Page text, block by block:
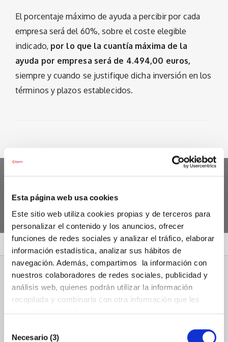
Esta página web usa cookies
Este sitio web utiliza cookies propias y de terceros para
personalizar el contenido y los anuncios, ofrecer
funciones de redes sociales y analizar el tráfico, elaborar
información estadística, analizar sus hábitos de
navegación. Además, compartimos la información con
nuestros colaboradores de redes sociales, publicidad y
análisis web, quienes podrán utilizar la información
recopilada y combinarla con otra información que les
Necesario (3)
El porcentaje máximo de ayuda a percibir por cada
empresa será del 60%, sobre el coste elegible
indicado, por lo que la cuantía máxima de la
ayuda por empresa será de 4.494,00 euros,
siempre y cuando se justifique dicha inversión en los
términos y plazos establecidos.
Accede a las jornadas de
innovación y sostenibilidad
JORNADAS
Contacta con nosotros
Nombre (Requerido)